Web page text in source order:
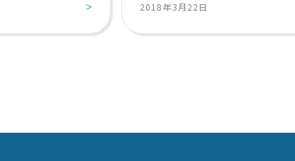
2018年3月22日